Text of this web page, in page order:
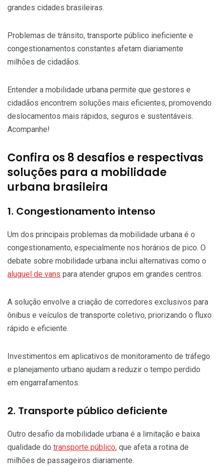
grandes cidades brasileiras.
Problemas de trânsito, transporte público ineficiente e
congestionamentos constantes afetam diariamente
milhões de cidadãos.
Entender a mobilidade urbana permite que gestores e
cidadãos encontrem soluções mais eficientes, promovendo
deslocamentos mais rápidos, seguros e sustentáveis.
Acompanhe!
Confira os 8 desafios e respectivas
soluções para a mobilidade
urbana brasileira
1. Congestionamento intenso
Um dos principais problemas da mobilidade urbana é o
congestionamento, especialmente nos horários de pico. O
debate sobre mobilidade urbana inclui alternativas como o
aluguel de vans para atender grupos em grandes centros.
A solução envolve a criação de corredores exclusivos para
ônibus e veículos de transporte coletivo, priorizando o fluxo
rápido e eficiente.
Investimentos em aplicativos de monitoramento de tráfego
e planejamento urbano ajudam a reduzir o tempo perdido
em engarrafamentos.
2. Transporte público deficiente
Outro desafio da mobilidade urbana é a limitação e baixa
qualidade do transporte público, que afeta a rotina de
milhões de passageiros diariamente.